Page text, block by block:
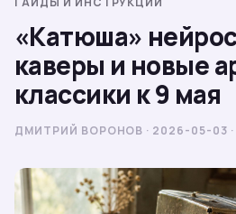
«Катюша»
каверы и новые
классики к 9 мая
ДМИТРИЙ ВОРОНОВ · 2026-05-03